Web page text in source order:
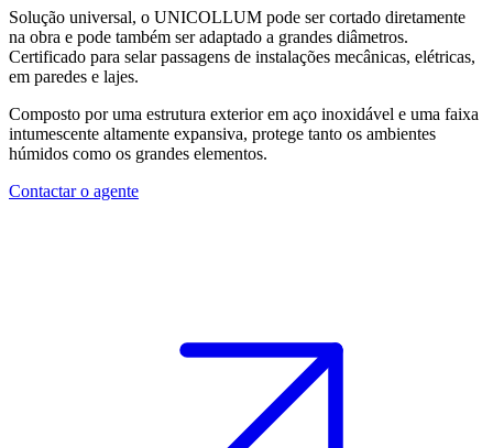
Solução universal, o UNICOLLUM pode ser cortado diretamente
na obra e pode também ser adaptado a grandes diâmetros.
Certificado para selar passagens de instalações mecânicas, elétricas,
em paredes e lajes.
Composto por uma estrutura exterior em aço inoxidável e uma faixa
intumescente altamente expansiva, protege tanto os ambientes
húmidos como os grandes elementos.
Contactar o agente